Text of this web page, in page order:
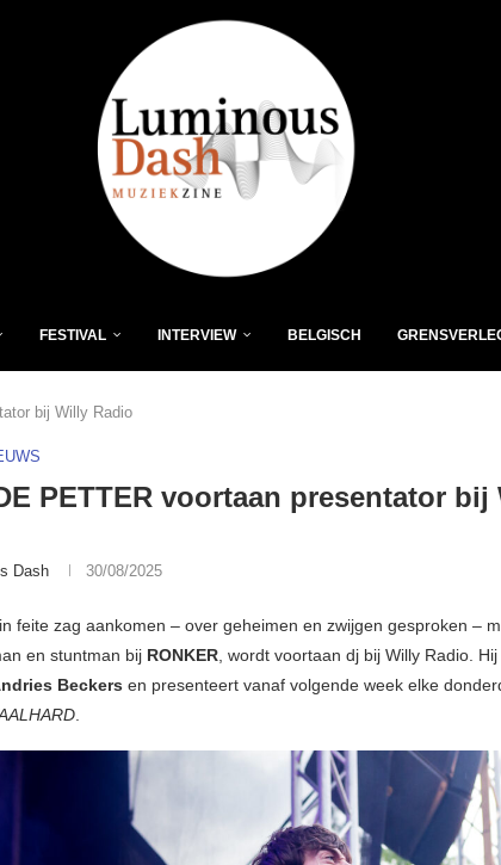
FESTIVAL INTERVIEW BELGISCH
bij Willy Radio
PETTER voortaan presentator bij
Dash 30/08/2025
feite zag aankomen – over geheimen en zwijgen gesproken –
en stuntman bij RONKER, wordt voortaan dj bij Willy Radio.
Beckers en presenteert vanaf volgende week elke
.